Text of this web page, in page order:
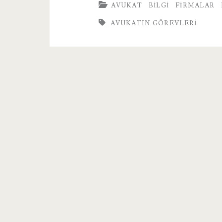
AVUKAT BILGI FIRMALAR
AVUKATIN GÖREVLERI